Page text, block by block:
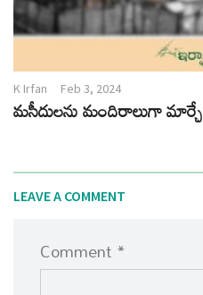
K Irfan Feb 3, 2024
మసీదులను మందిరాలుగా మార్చే
LEAVE A COMMENT
Comment *